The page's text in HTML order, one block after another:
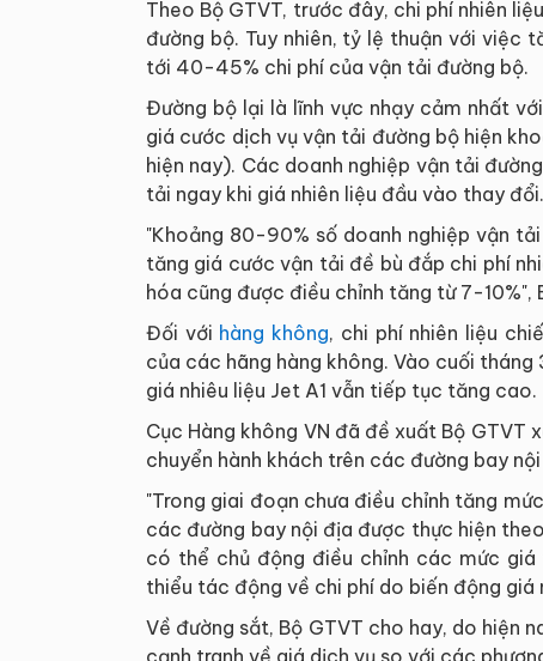
Theo Bộ GTVT, trước đây, chi phí nhiên
đường bộ. Tuy nhiên, tỷ lệ thuận với việc
tới 40-45% chi phí của vận tải đường bộ.
Đường bộ lại là lĩnh vực nhạy cảm nhất
giá cước dịch vụ vận tải đường bộ hiện
hiện nay). Các doanh nghiệp vận tải
tải ngay khi giá nhiên liệu đầu vào thay đổi.
"Khoảng 80-90% số doanh nghiệp vận
tăng giá cước vận tải đề bù đắp chi phí
hóa cũng được điều chỉnh tăng từ 7-10%",
Đối với hàng không, chi phí nhiên liệu
của các hãng hàng không. Vào cuối
giá nhiêu liệu Jet A1 vẫn tiếp tục tăng cao.
Cục Hàng không VN đã đề xuất Bộ GTVT
chuyển hành khách trên các đường bay
"Trong giai đoạn chưa điều chỉnh tăng
các đường bay nội địa được thực hiện
có thể chủ động điều chỉnh các mức
thiểu tác động về chi phí do biến động giá
Về đường sắt, Bộ GTVT cho hay, do hiện
cạnh tranh về giá dịch vụ so với các